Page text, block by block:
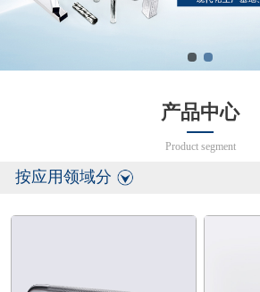
产品中心
Product segment
按应用领域分